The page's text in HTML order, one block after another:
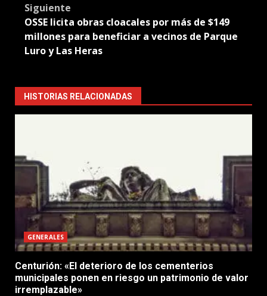
Siguiente
OSSE licita obras cloacales por más de $149
millones para beneficiar a vecinos de Parque
Luro y Las Heras
HISTORIAS RELACIONADAS
GENERALES
Centurión: «El deterioro de los cementerios
municipales ponen en riesgo un patrimonio de valor
irremplazable»